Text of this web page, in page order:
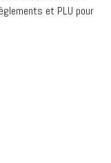
et PLU pour